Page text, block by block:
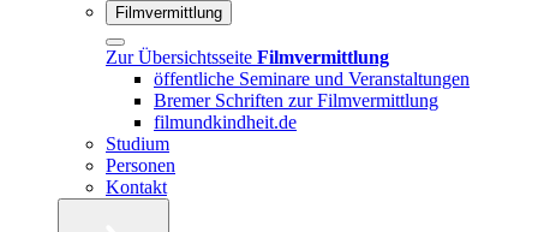
Filmvermittlung
Zur Übersichtsseite Filmvermittlung
öffentliche Seminare und Veranstaltungen
Bremer Schriften zur Filmvermittlung
filmundkindheit.de
Studium
Personen
Kontakt